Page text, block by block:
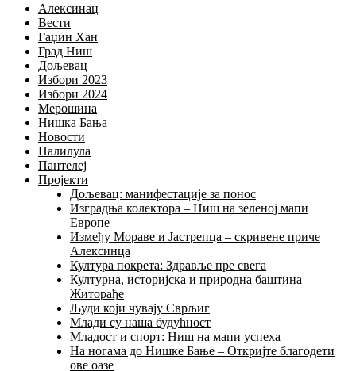
Алексинац
Вести
Гаџин Хан
Град Ниш
Дољевац
Избори 2023
Избори 2024
Мерошина
Нишка Бања
Новости
Палилула
Пантелеј
Пројекти
Дољевац: манифестације за понос
Изградња колектора – Ниш на зеленој мапи
Европе
Између Мораве и Јастрепца – скривене приче
Алексинца
Култура покрета: Здравље пре свега
Културна, историјска и природна баштина
Житорађе
Људи који чувају Сврљиг
Млади су наша будућност
Младост и спорт: Ниш на мапи успеха
На ногама до Нишке Бање – Откријте благодети
ове оазе